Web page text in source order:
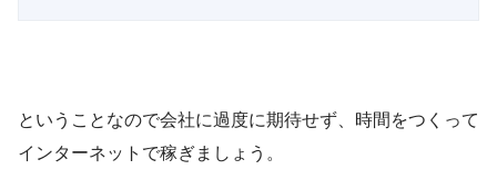
ということなので会社に過度に期待せず、時間をつくって
インターネットで稼ぎましょう。